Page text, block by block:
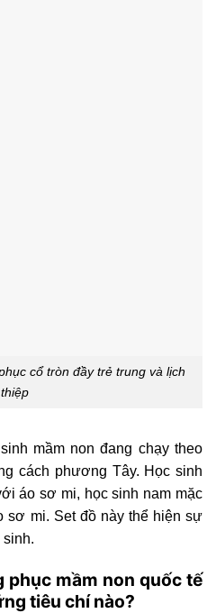
cổ tròn đầy trẻ trung và lịch
thiệp
mầm non đang chạy theo
cách phương Tây. Học sinh
áo sơ mi, học sinh nam mặc
sơ mi. Set đồ này thể hiện sự
sinh.
phục mầm non quốc tế
tiêu chí nào?